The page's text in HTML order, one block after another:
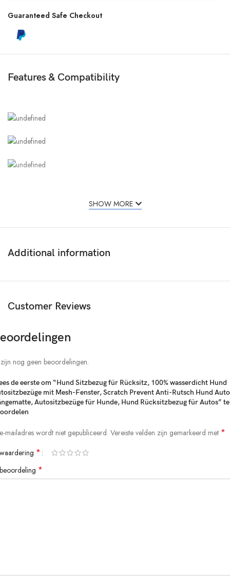
Guaranteed Safe Checkout
Features & Compatibility
SHOW MORE
Additional information
Customer Reviews
nog geen beoordelingen.
de eerste om “Hund Sitzbezug für Rücksitz, 100% wasserdicht Hund
mit Mesh-Fenster, Scratch Prevent Anti-Rutsch Hund Auto
Autositzbezüge für Hunde, Hund Rücksitzbezug für Autos” te
mailadres wordt niet gepubliceerd. Vereiste velden zijn gemarkeerd met *
*
*